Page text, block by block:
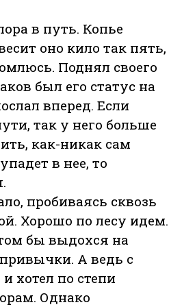
в путь. Копье
оно кило так пять,
Поднял своего
был его статус на
вперед. Если
так у него больше
как-никак сам
в нее, то
пробиваясь сквозь
Хорошо по лесу идем.
бы выдохся на
А ведь с
хотел по степи
Однако